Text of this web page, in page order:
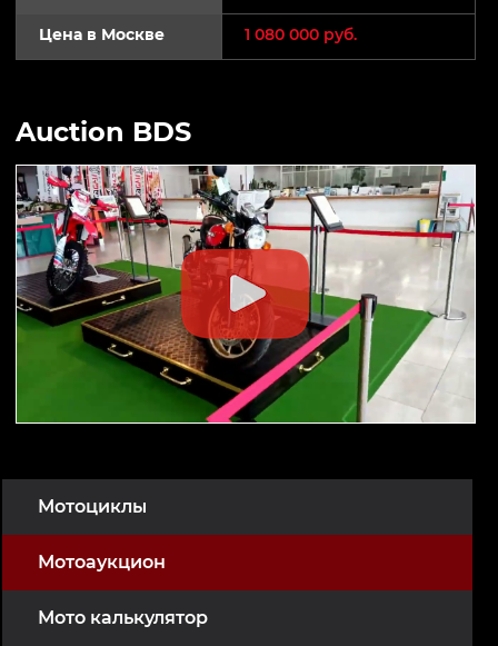
Мотоциклы
Мотоаукцион
Мото калькулятор
Цена в Москве 1 080 000 руб.
Auction BDS